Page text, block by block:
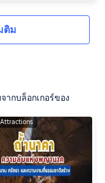
ติม
ากบล็อกเกอร์ของ